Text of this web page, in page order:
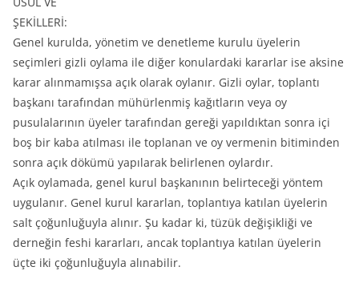
ŞEKİLLERİ:
Genel kurulda, yönetim ve denetleme kurulu üyelerin
seçimleri gizli oylama ile diğer konulardaki kararlar ise aksine
karar alınmamışsa açık olarak oylanır. Gizli oylar, toplantı
başkanı tarafından mühürlenmiş kağıtların veya oy
pusulalarının üyeler tarafından gereği yapıldıktan sonra içi
boş bir kaba atılması ile toplanan ve oy vermenin bitiminden
sonra açık dökümü yapılarak belirlenen oylardır.
Açık oylamada, genel kurul başkanının belirteceği yöntem
uygulanır. Genel kurul kararlan, toplantıya katılan üyelerin
salt çoğunluğuyla alınır. Şu kadar ki, tüzük değişikliği ve
derneğin feshi kararları, ancak toplantıya katılan üyelerin
üçte iki çoğunluğuyla alınabilir.